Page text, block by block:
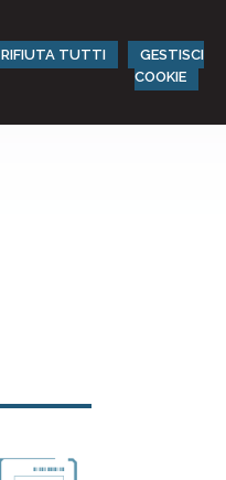
RIFIUTA TUTTI
GESTISCI
COOKIE